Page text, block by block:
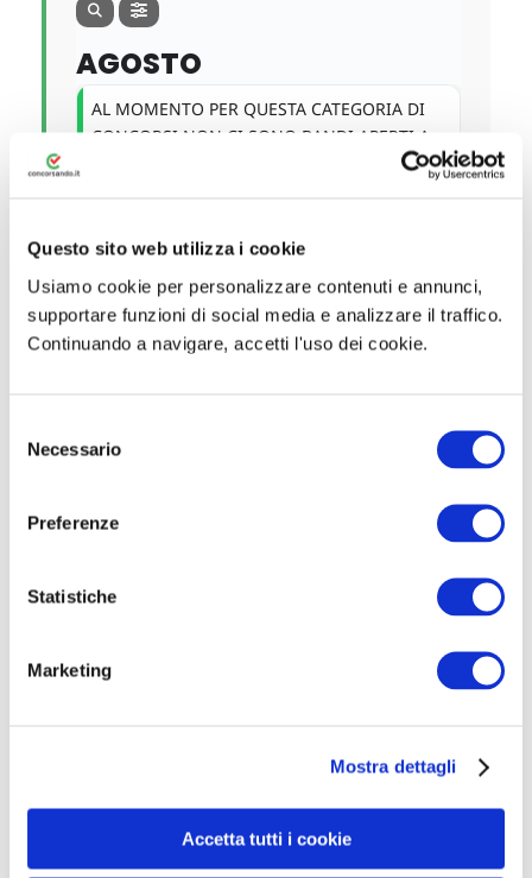
Questo sito web utilizza i cookie
Usiamo cookie per personalizzare contenuti e annunci,
supportare funzioni di social media e analizzare il traffico.
Continuando a navigare, accetti l'uso dei cookie.
Necessario
Preferenze
Statistiche
Marketing
Mostra dettagli
Accetta tutti i cookie
AGOSTO
AL MOMENTO PER QUESTA CATEGORIA DI
CONCORSI NON CI SONO BANDI APERTI A